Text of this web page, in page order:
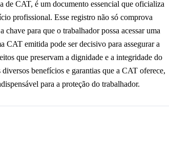
de CAT, é um documento essencial que oficializa
profissional. Esse registro não só comprova
para que o trabalhador possa acessar uma
CAT emitida pode ser decisivo para assegurar a
que preservam a dignidade e a integridade do
benefícios e garantias que a CAT oferece,
para a proteção do trabalhador.